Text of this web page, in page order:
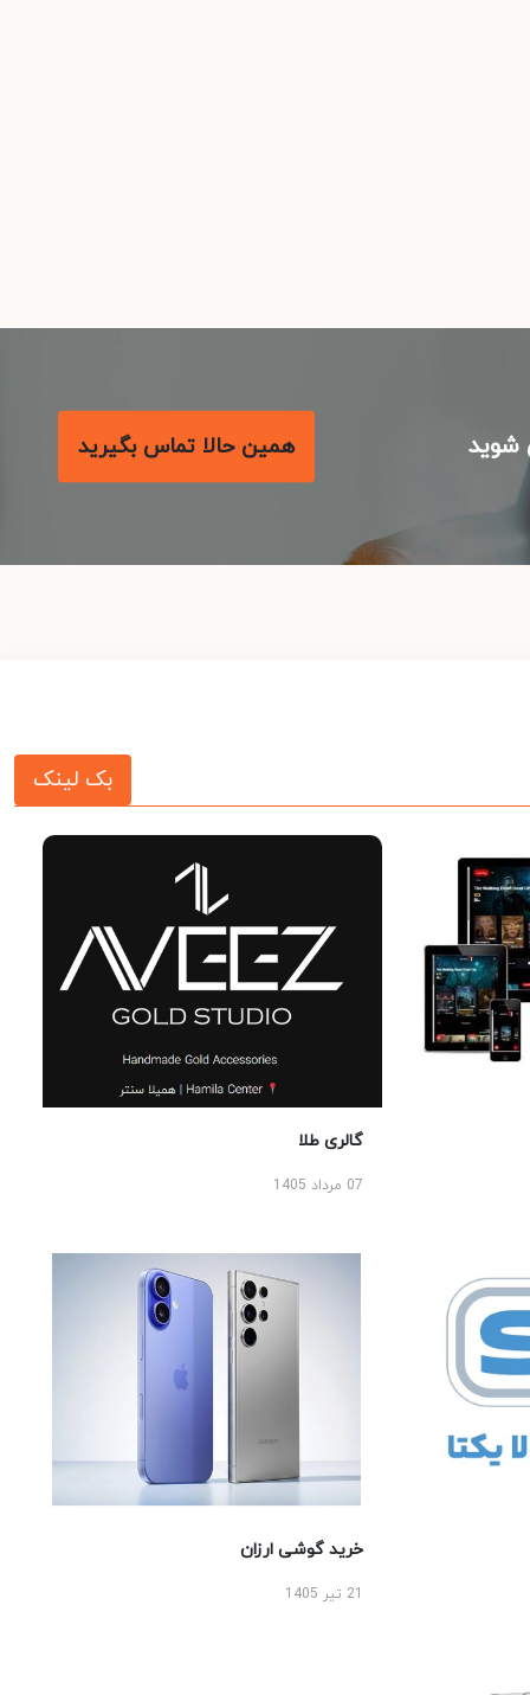
همین حالا تماس بگیرید
بک لینک
گالری طلا
07 مرداد 1405
خرید گوشی ارزان